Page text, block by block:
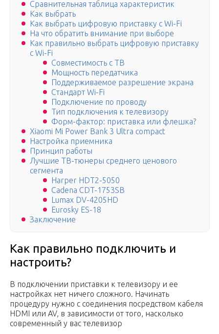
Сравнительная таблица характеристик
Как выбрать
Как выбрать цифровую приставку с Wi-Fi
На что обратить внимание при выборе
Как правильно выбрать цифровую приставку
с Wi-Fi
Совместимость с ТВ
Мощность передатчика
Поддерживаемое разрешение экрана
Стандарт Wi-Fi
Подключение по проводу
Тип подключения к телевизору
Форм-фактор: приставка или флешка?
Xiaomi Mi Power Bank 3 Ultra compact
Настройка приемника
Принцип работы
Лучшие ТВ-тюнеры среднего ценового
сегмента
Harper HDT2-5050
Cadena CDT-1753SB
Lumax DV-4205HD
Eurosky ES-18
Заключение
Как правильно подключить и
настроить?
В подключении приставки к телевизору и ее
настройках нет ничего сложного. Начинать
процедуру нужно с соединения посредством кабеля
HDMI или AV, в зависимости от того, насколько
современный у вас телевизор